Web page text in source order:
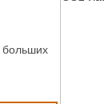
больших